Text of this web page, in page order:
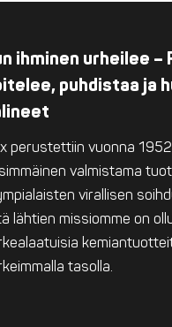
ihminen urheilee –
puhdistaa ja
perustettiin vuonna
valmistama
virallisen
lähtien missiomme on
tasolla.